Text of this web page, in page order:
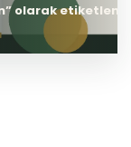
olarak etiketlendi